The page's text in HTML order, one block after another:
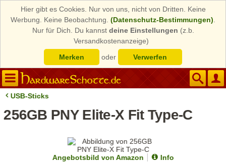
Hier gibt es Cookies. Nur von uns, nicht von Dritten. Keine
Werbung. Keine Beobachtung. (Datenschutz-Bestimmungen)
Nur für Dich. Du kannst deine Einstellungen (z.b.
Versandkostenanzeige)
Merken
oder Verwerfen
USB-Sticks
256GB PNY Elite-X Fit Type-C
Angebotsbild von Amazon
Info